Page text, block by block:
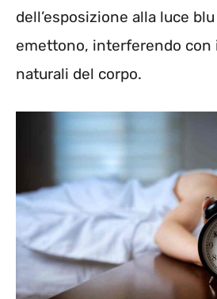
dell’esposizione alla luce
emettono, interferendo con
naturali del corpo.